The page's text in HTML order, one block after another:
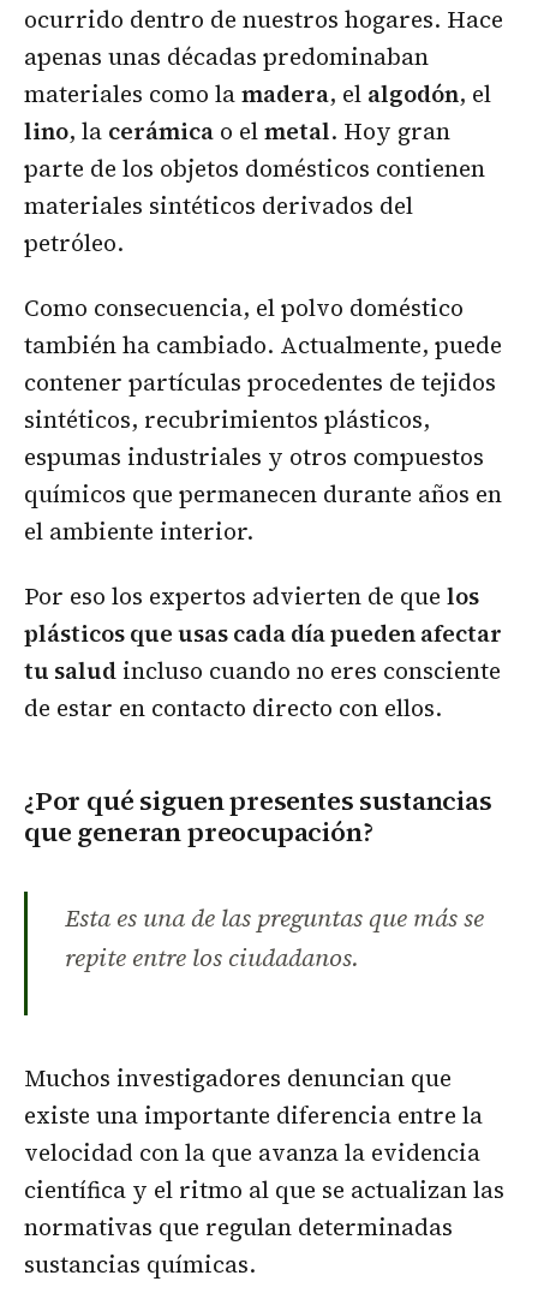
ocurrido dentro de nuestros hogares. Hace
apenas unas décadas predominaban
materiales como lamadera, el algodón, el
lino, la cerámica o elmetal. Hoy gran
parte de los objetos domésticos contienen
materiales sintéticos derivados del
petróleo.
Como consecuencia, el polvo doméstico
también ha cambiado. Actualmente, puede
contener partículas procedentes de tejidos
sintéticos, recubrimientos plásticos,
espumas industriales y otros compuestos
químicos que permanecen durante años en
el ambiente interior.
Por eso los expertos advierten de que los
plásticos que usas cada día pueden afectar
tu saludincluso cuando no eres consciente
de estar en contacto directo con ellos.
¿Por qué siguen presentes sustancias
que generan preocupación?
Esta es una de las preguntas que más se
repite entre los ciudadanos.
Muchos investigadores denuncian que
existe una importante diferencia entre la
velocidad con la que avanza la evidencia
científica y el ritmo al que se actualizan las
normativas que regulan determinadas
sustancias químicas.